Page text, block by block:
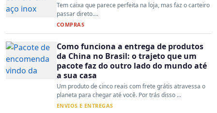
Tem caixa que parece perfeita na loja, mas faz o carteiro
passar direto....
COMPRAS
Como funciona a entrega de produtos
da China no Brasil: o trajeto que um
pacote faz do outro lado do mundo até
a sua casa
Um produto de cinco reais com frete grátis atravessa o
planeta para chegar até você. Por trás disso ...
ENVIOS E ENTREGAS